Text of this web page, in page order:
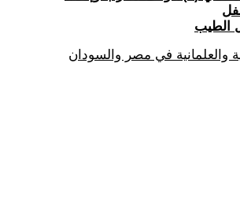
الطيب
والعلمانية في مصر والسودان